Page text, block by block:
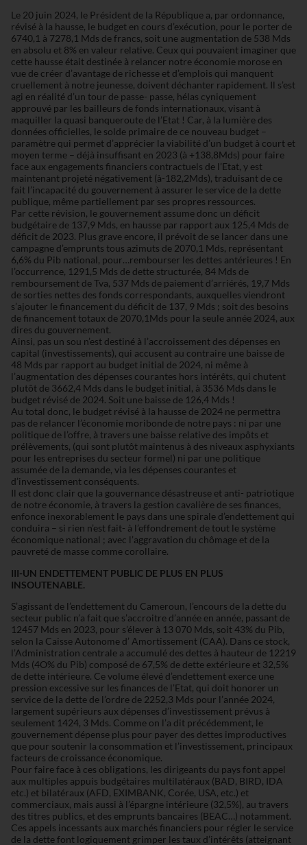
Le 20 juin 2024, le Président de la République a, par ordonnance,
révisé à la hausse, le budget en cours d’exécution, pour le porter de
6740,1 à 7278,1 Mds de francs, soit une augmentation de 538 Mds
en absolu et 8% en valeur relative. Ceux qui pouvaient imaginer que
cette hausse était destinée à relancer notre économie morose en
vue de créer d’avantage de richesse et d’emplois qui manquent
cruellement à notre jeunesse, doivent déchanter rapidement. Il s’est
agi en réalité d’un tour de passe- passe, hélas cyniquement
approuvé par les bailleurs de fonds internationaux, visant à
maquiller la quasi banqueroute de l’Etat ! Car, à la lumière des
données officielles, le solde primaire de ce nouveau budget –
paramètre qui permet d’apprécier la viabilité d’un budget à court et
moyen terme – déjà insuffisant en 2023 (à +138,8Mds) pour faire
face aux engagements financiers contractuels de l’Etat, y est
maintenant projeté négativement (à-182,2Mds), traduisant de ce
fait l’incapacité du gouvernement à assurer le service de la dette
publique, même partiellement par ses propres ressources.
Par cette révision, le gouvernement assume donc un déficit
budgétaire de 137,9 Mds, en hausse par rapport aux 125,4 Mds de
déficit de 2023. Plus grave encore, il prévoit de se lancer dans une
campagne d’emprunts tous azimuts de 2070,1 Mds, représentant
6,6% du Pib national, pour…rembourser les dettes antérieures ! En
l’occurrence, 1291,5 Mds de dette structurée, 84 Mds de
remboursement de Tva, 537 Mds de paiement d’arriérés, 19,7 Mds
de sorties nettes des fonds correspondants, auxquelles viendront
s’ajouter le financement du déficit de 137, 9 Mds ; soit des besoins
de financement totaux de 2070,1Mds pour la seule année 2024, aux
dires du gouvernement.
Ainsi, pas un sou n’est destiné à l’accroissement des dépenses en
capital (investissements), qui accusent au contraire une baisse de
48 Mds par rapport au budget initial de 2024, ni même à
l’augmentation des dépenses courantes hors intérêts, qui chutent
plutôt de 3662,4 Mds dans le budget initial, à 3536 Mds dans le
budget révisé de 2024. Soit une baisse de 126,4 Mds !
Au total donc, le budget révisé à la hausse de 2024 ne permettra
pas de relancer l’économie moribonde de notre pays : ni par une
politique de l’offre, à travers une baisse relative des impôts et
prélèvements, (qui sont plutôt maintenus à des niveaux asphyxiants
pour les entreprises du secteur formel) ni par une politique
assumée de la demande, via les dépenses courantes et
d’investissement conséquents.
Il est donc clair que la gouvernance désastreuse et anti- patriotique
de notre économie, à travers la gestion cavalière de ses finances,
enfonce inexorablement le pays dans une spirale d’endettement qui
conduira – si rien n’est fait- à l’effondrement de tout le système
économique national ; avec l’aggravation du chômage et de la
pauvreté de masse comme corollaire.
III-UN ENDETTEMENT PUBLIC DE PLUS EN PLUS
INSOUTENABLE.
S’agissant de l’endettement du Cameroun, l’encours de la dette du
secteur public n’a fait que s’accroitre d’année en année, passant de
12457 Mds en 2023, pour s’élever à 13 070 Mds, soit 43% du Pib,
selon la Caisse Autonome d’ Amortissement (CAA). Dans ce stock,
l’Administration centrale a accumulé des dettes à hauteur de 12219
Mds (4O% du Pib) composé de 67,5% de dette extérieure et 32,5%
de dette intérieure. Ce volume élevé d’endettement exerce une
pression excessive sur les finances de l’Etat, qui doit honorer un
service de la dette de l’ordre de 2252,3 Mds pour l’année 2024,
largement supérieurs aux dépenses d’investissement prévus à
seulement 1424, 3 Mds. Comme on l’a dit précédemment, le
gouvernement dépense plus pour payer des dettes improductives
que pour soutenir la consommation et l’investissement, principaux
facteurs de croissance économique.
Pour faire face à ces obligations, les dirigeants du pays font appel
aux multiples appuis budgétaires multilatéraux (BAD, BIRD, IDA
etc.) et bilatéraux (AFD, EXIMBANK, Corée, USA, etc.) et
commerciaux, mais aussi à l’épargne intérieure (32,5%), au travers
des titres publics, et des emprunts bancaires (BEAC…) notamment.
Ces appels incessants aux marchés financiers pour régler le service
de la dette font logiquement grimper les taux d’intérêts (atteignant